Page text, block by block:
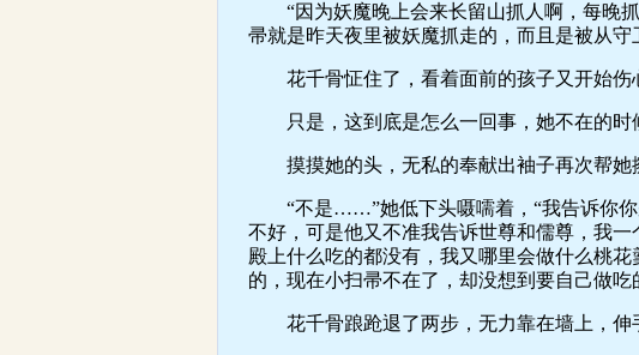
“因为妖魔晚上会来长留山抓人啊，每晚抓
帚就是昨天夜里被妖魔抓走的，而且是被从
花千骨怔住了，看着面前的孩子又开始伤
只是，这到底是怎么一回事，她不在的时
摸摸她的头，无私的奉献出袖子再次帮她
“不是……”她低下头嗫嚅着，“我告诉你你
不好，可是他又不准我告诉世尊和儒尊，我
殿上什么吃的都没有，我又哪里会做什么桃
的，现在小扫帚不在了，却没想到要自己
花千骨踉跄退了两步，无力靠在墙上，伸